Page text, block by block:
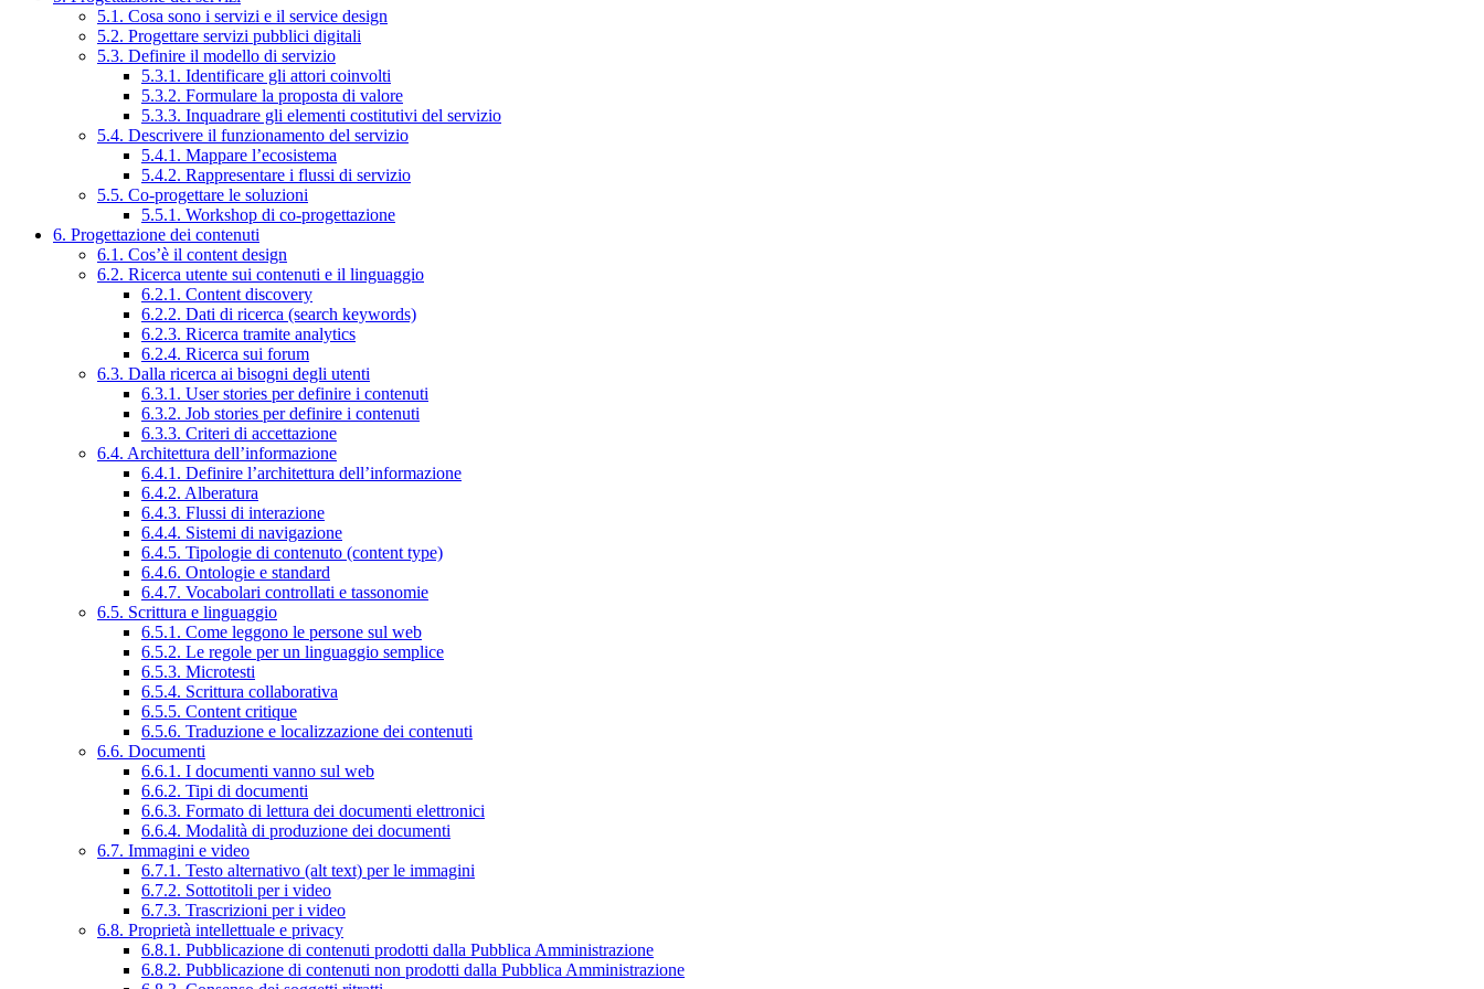
5.1. Cosa sono i servizi e il service design
5.2. Progettare servizi pubblici digitali
5.3. Definire il modello di servizio
5.3.1. Identificare gli attori coinvolti
5.3.2. Formulare la proposta di valore
5.3.3. Inquadrare gli elementi costitutivi del servizio
5.4. Descrivere il funzionamento del servizio
5.4.1. Mappare l’ecosistema
5.4.2. Rappresentare i flussi di servizio
5.5. Co-progettare le soluzioni
5.5.1. Workshop di co-progettazione
6. Progettazione dei contenuti
6.1. Cos’è il content design
6.2. Ricerca utente sui contenuti e il linguaggio
6.2.1. Content discovery
6.2.2. Dati di ricerca (search keywords)
6.2.3. Ricerca tramite analytics
6.2.4. Ricerca sui forum
6.3. Dalla ricerca ai bisogni degli utenti
6.3.1. User stories per definire i contenuti
6.3.2. Job stories per definire i contenuti
6.3.3. Criteri di accettazione
6.4. Architettura dell’informazione
6.4.1. Definire l’architettura dell’informazione
6.4.2. Alberatura
6.4.3. Flussi di interazione
6.4.4. Sistemi di navigazione
6.4.5. Tipologie di contenuto (content type)
6.4.6. Ontologie e standard
6.4.7. Vocabolari controllati e tassonomie
6.5. Scrittura e linguaggio
6.5.1. Come leggono le persone sul web
6.5.2. Le regole per un linguaggio semplice
6.5.3. Microtesti
6.5.4. Scrittura collaborativa
6.5.5. Content critique
6.5.6. Traduzione e localizzazione dei contenuti
6.6. Documenti
6.6.1. I documenti vanno sul web
6.6.2. Tipi di documenti
6.6.3. Formato di lettura dei documenti elettronici
6.6.4. Modalità di produzione dei documenti
6.7. Immagini e video
6.7.1. Testo alternativo (alt text) per le immagini
6.7.2. Sottotitoli per i video
6.7.3. Trascrizioni per i video
6.8. Proprietà intellettuale e privacy
6.8.1. Pubblicazione di contenuti prodotti dalla Pubblica Amministrazione
6.8.2. Pubblicazione di contenuti non prodotti dalla Pubblica Amministrazione